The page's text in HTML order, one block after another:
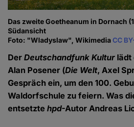
Das zweite Goetheanum in Dornach
Südansicht
Foto: "Wladyslaw", WikimediaCC
DerDeutschandfunk Kultur lädt
Alan Posener (Die Welt, Axel
Gespräch ein, um den 100.
Waldorfschule zu feiern. Was
entsetztehpd-Autor Andreas